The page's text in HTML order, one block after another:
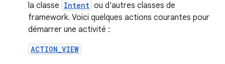
la classe Intent ou d'autres classes de
framework. Voici quelques actions courantes pour
démarrer une activité :
ACTION_VIEW